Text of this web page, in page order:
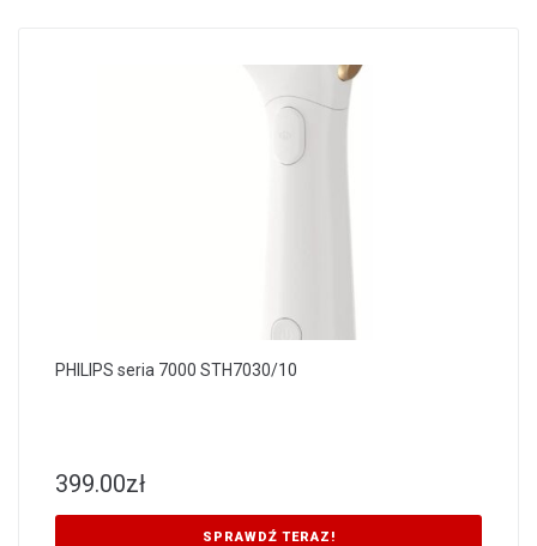
PHILIPS seria 7000 STH7030/10
399.00zł
SPRAWDŹ TERAZ!